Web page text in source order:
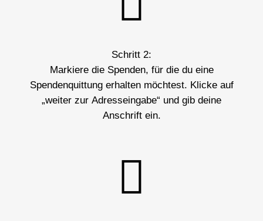
Schritt 2:
Markiere die Spenden, für die du eine
Spendenquittung erhalten möchtest. Klicke auf
„weiter zur Adresseingabe“ und gib deine
Anschrift ein.